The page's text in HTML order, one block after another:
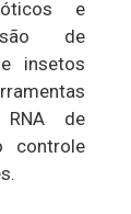
e
de
insetos
RNA de
controle